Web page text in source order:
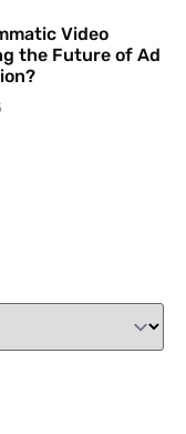
Video
the Future of Ad